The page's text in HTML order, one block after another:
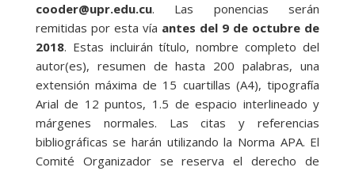
cooder@upr.edu.cu. Las ponencias serán
remitidas por esta vía antes del 9 de octubre de
2018. Estas incluirán título, nombre completo del
autor(es), resumen de hasta 200 palabras, una
extensión máxima de 15 cuartillas (A4), tipografía
Arial de 12 puntos, 1.5 de espacio interlineado y
márgenes normales. Las citas y referencias
bibliográficas se harán utilizando la Norma APA. El
Comité Organizador se reserva el derecho de